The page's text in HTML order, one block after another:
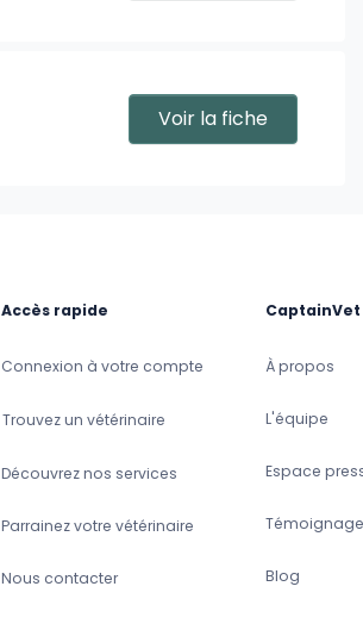
Voir la fiche
Accès rapide
Connexion à votre compte
Trouvez un vétérinaire
Découvrez nos services
Parrainez votre vétérinaire
Nous contacter
CaptainVet
À propos
L'équipe
Espace
Blog